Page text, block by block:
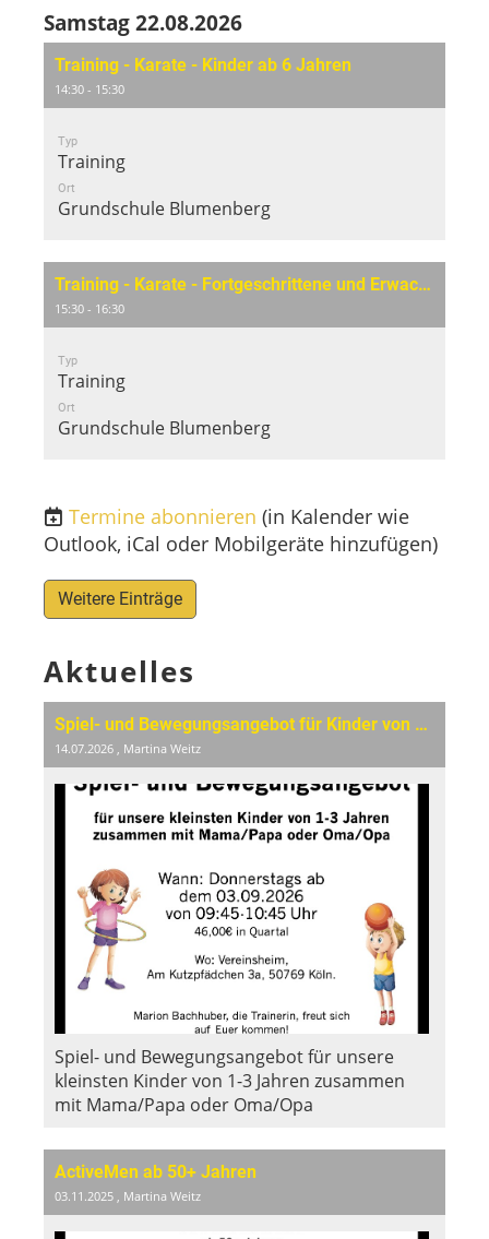
Samstag 22.08.2026
Training - Karate - Kinder ab 6 Jahren
14:30 - 15:30
Typ
Training
Ort
Grundschule Blumenberg
Training - Karate - Fortgeschrittene und Erwachsene
15:30 - 16:30
Typ
Training
Ort
Grundschule Blumenberg
Termine abonnieren (in Kalender wie
Outlook, iCal oder Mobilgeräte hinzufügen)
Weitere Einträge
Aktuelles
Spiel- und Bewegungsangebot für Kinder von 1-3 Jahren
14.07.2026 , Martina Weitz
Spiel- und Bewegungsangebot für unsere
kleinsten Kinder von 1-3 Jahren zusammen
mit Mama/Papa oder Oma/Opa
ActiveMen ab 50+ Jahren
03.11.2025 , Martina Weitz